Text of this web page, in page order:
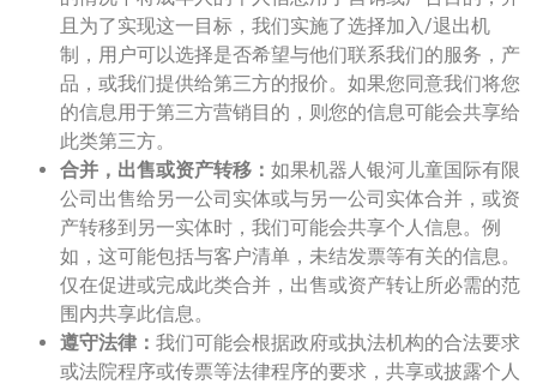
且为了实现这一目标，我们实施了选择加入/退出机
制，用户可以选择是否希望与他们联系我们的服务，产
品，或我们提供给第三方的报价。如果您同意我们将您
的信息用于第三方营销目的，则您的信息可能会共享给
此类第三方。
合并，出售或资产转移： 如果机器人银河儿童国际有限
公司出售给另一公司实体或与另一公司实体合并，或资
产转移到另一实体时，我们可能会共享个人信息。例
如，这可能包括与客户清单，未结发票等有关的信息。
仅在促进或完成此类合并，出售或资产转让所必需的范
围内共享此信息。
遵守法律： 我们可能会根据政府或执法机构的合法要求
或法院程序或传票等法律程序的要求，共享或披露个人